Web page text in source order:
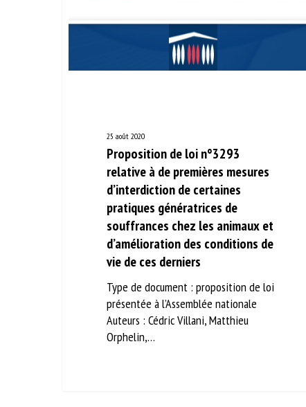
25 août 2020
Proposition de loi n°3293
relative à de premières mesures
d’interdiction de certaines
pratiques génératrices de
souffrances chez les animaux et
d’amélioration des conditions de
vie de ces derniers
Type de document : proposition de loi
présentée à l’Assemblée nationale
Auteurs : Cédric Villani, Matthieu
Orphelin,…